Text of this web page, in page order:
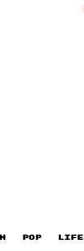
POP LIFE